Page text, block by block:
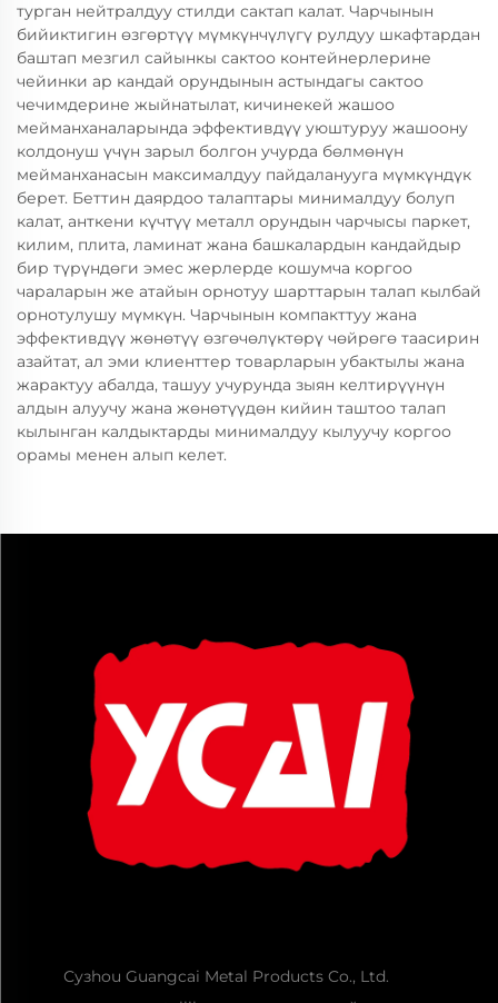
турган нейтралдуу стилди сактап калат. Чарчынын
бийиктигин өзгөртүү мүмкүнчүлүгү рулдуу шкафтардан
баштап мезгил сайынкы сактоо контейнерлерине
чейинки ар кандай орундынын астындагы сактоо
чечимдерине жыйнатылат, кичинекей жашоо
мейманханаларында эффективдүү уюштуруу жашоону
колдонуш үчүн зарыл болгон учурда бөлмөнүн
мейманханасын максималдуу пайдаланууга мүмкүндүк
берет. Беттин даярдоо талаптары минималдуу болуп
калат, анткени күчтүү металл орундын чарчысы паркет,
килим, плита, ламинат жана башкалардын кандайдыр
бир түрүндөги эмес жерлерде кошумча коргоо
чараларын же атайын орнотуу шарттарын талап кылбай
орнотулушу мүмкүн. Чарчынын компакттуу жана
эффективдүү жөнөтүү өзгөчөлүктөрү чөйрөгө таасирин
азайтат, ал эми клиенттер товарларын убактылы жана
жарактуу абалда, ташуу учурунда зыян келтирүүнүн
алдын алуучу жана жөнөтүүдөн кийин таштоо талап
кылынган калдыктарды минималдуу кылуучу коргоо
орамы менен алып келет.
Сузhou Guangcai Metal Products Co., Ltd.